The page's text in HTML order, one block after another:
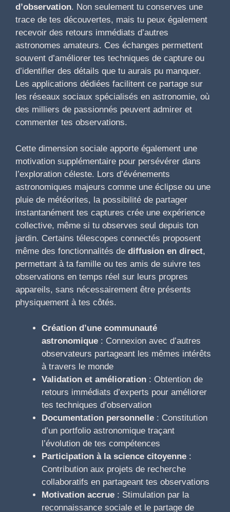
d’observation. Non seulement tu conserves une
trace de tes découvertes, mais tu peux également
recevoir des retours immédiats d’autres
astronomes amateurs. Ces échanges permettent
souvent d’améliorer tes techniques de capture ou
d’identifier des détails que tu aurais pu manquer.
Les applications dédiées facilitent ce partage sur
les réseaux sociaux spécialisés en astronomie, où
des milliers de passionnés peuvent admirer et
commenter tes observations.
Cette dimension sociale apporte également une
motivation supplémentaire pour persévérer dans
l’exploration céleste. Lors d’événements
astronomiques majeurs comme une éclipse ou une
pluie de météorites, la possibilité de partager
instantanément tes captures crée une expérience
collective, même si tu observes seul depuis ton
jardin. Certains télescopes connectés proposent
même des fonctionnalités de diffusion en direct,
permettant à ta famille ou tes amis de suivre tes
observations en temps réel sur leurs propres
appareils, sans nécessairement être présents
physiquement à tes côtés.
Création d’une communauté
astronomique : Connexion avec d’autres
observateurs partageant les mêmes intérêts
à travers le monde
Validation et amélioration : Obtention de
retours immédiats d’experts pour améliorer
tes techniques d’observation
Documentation personnelle : Constitution
d’un portfolio astronomique traçant
l’évolution de tes compétences
Participation à la science citoyenne :
Contribution aux projets de recherche
collaboratifs en partageant tes observations
Motivation accrue : Stimulation par la
reconnaissance sociale et le partage de